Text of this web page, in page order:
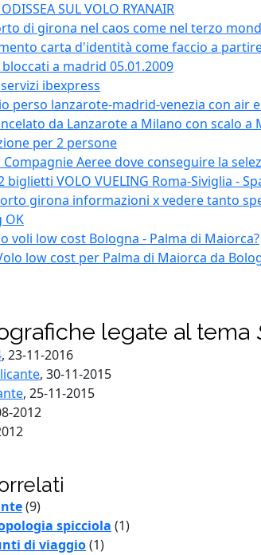
SUL VOLO RYANAIR
di girona nel caos come nel terzo
carta d'identità come faccio a
a madrid 05.01.2009
ibexpress
perso lanzarote-madrid-venezia con air
da Lanzarote a Milano con scalo a
per 2 persone
Compagnie Aeree dove conseguire la
biglietti VOLO VUELING Roma-Siviglia -
girona informazioni x vedere tanto
OK
voli low cost Bologna - Palma di Maiorca?
low cost per Palma di Maiorca da
legate al tema
, 23-11-2016
, 30-11-2015
, 25-11-2015
2012
(9)
spicciola (1)
di viaggio(1)